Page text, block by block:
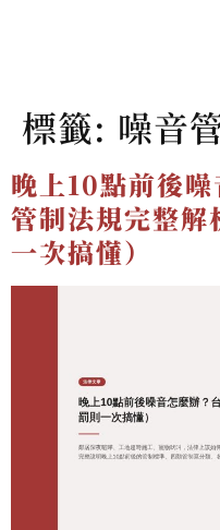
標籤: 噪音
晚上10點前後
管制法規完整解
一次搞懂）